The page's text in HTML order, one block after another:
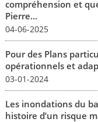
compréhension et
Pierre...
04-06-2025
Pour des Plans
opérationnels et
03-01-2024
Les inondations du
histoire d’un risque